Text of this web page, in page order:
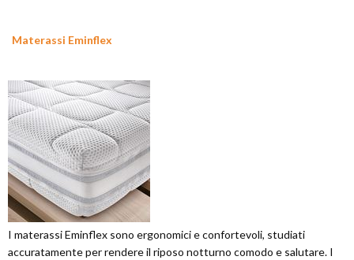
Materassi Eminflex
I materassi Eminflex sono ergonomici e confortevoli, studiati
accuratamente per rendere il riposo notturno comodo e salutare. I